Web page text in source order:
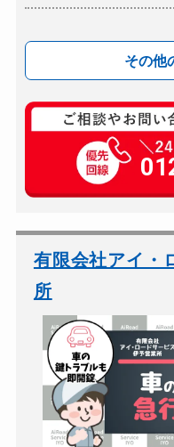
その他
玄関カギ修理
玄関カギ作成
玄関カギ交換
バイクカギ開け
スーツケースカギ開け
金庫カギ開け
ロッカーカギ開
ドアノブカギ交
有限会社アイ・
所